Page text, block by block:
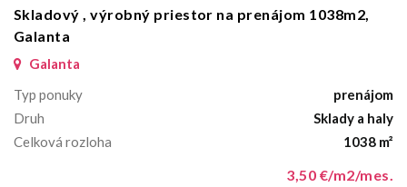
Skladový , výrobný priestor na prenájom 1038m2,
Galanta
Galanta
Typ ponuky
prenájom
Druh
Sklady a haly
Celková rozloha
1038 m²
3,50 €/m2/mes.